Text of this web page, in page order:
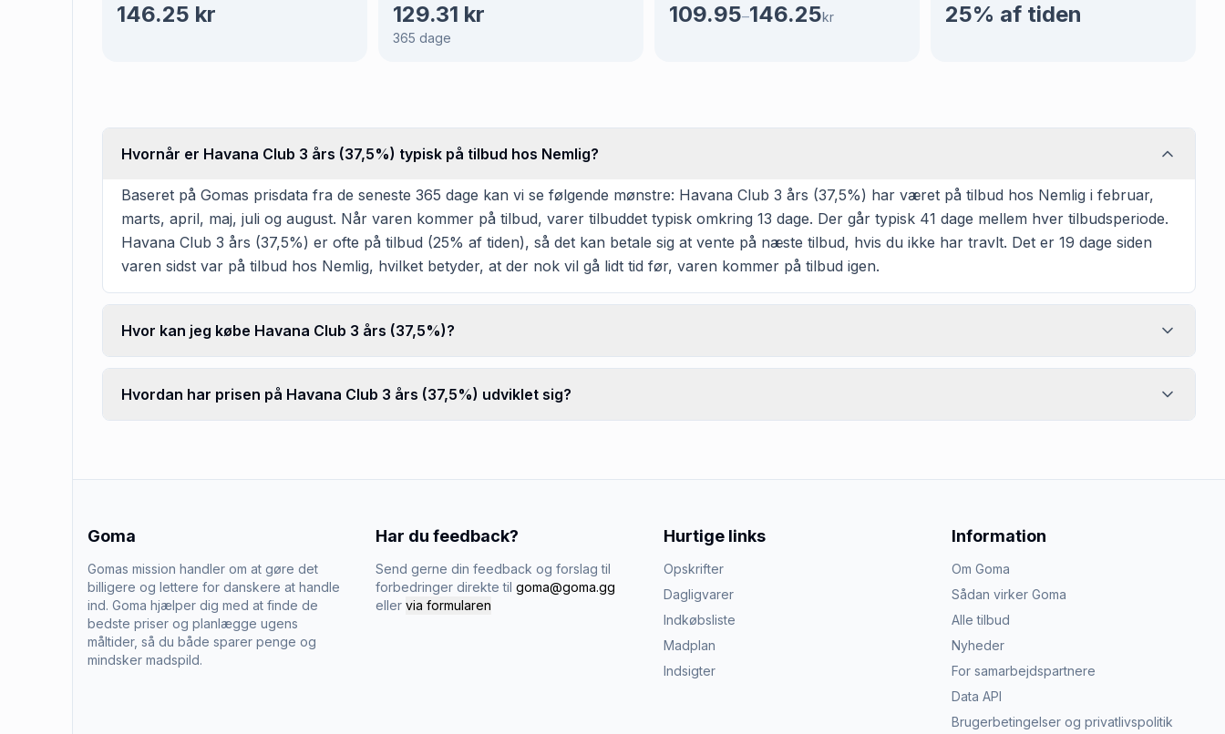
146.25 kr 129.31 kr
365 dage
109.95–146.25kr 25% af tiden
Hvornår er Havana Club 3 års (37,5%) typisk på tilbud hos Nemlig?
Baseret på Gomas prisdata fra de seneste 365 dage kan vi se følgende mønstre: Havana Club 3 års (37,5%) har været på tilbud hos Nemlig i februar,
marts, april, maj, juli og august. Når varen kommer på tilbud, varer tilbuddet typisk omkring 13 dage. Der går typisk 41 dage mellem hver tilbudsperiode.
Havana Club 3 års (37,5%) er ofte på tilbud (25% af tiden), så det kan betale sig at vente på næste tilbud, hvis du ikke har travlt. Det er 19 dage siden
varen sidst var på tilbud hos Nemlig, hvilket betyder, at der nok vil gå lidt tid før, varen kommer på tilbud igen.
Hvor kan jeg købe Havana Club 3 års (37,5%)?
Hvordan har prisen på Havana Club 3 års (37,5%) udviklet sig?
Goma
Gomas mission handler om at gøre det
billigere og lettere for danskere at handle
ind. Goma hjælper dig med at finde de
bedste priser og planlægge ugens
måltider, så du både sparer penge og
mindsker madspild.
Har du feedback?
Send gerne din feedback og forslag til
forbedringer direkte til goma@goma.gg
eller via formularen
Hurtige links
Opskrifter
Dagligvarer
Indkøbsliste
Madplan
Indsigter
Information
Om Goma
Sådan virker Goma
Alle tilbud
Nyheder
For samarbejdspartnere
Data API
Brugerbetingelser og privatlivspolitik